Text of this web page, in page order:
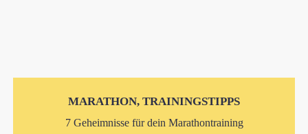
MARATHON, TRAININGSTIPPS
7 Geheimnisse für dein Marathontraining